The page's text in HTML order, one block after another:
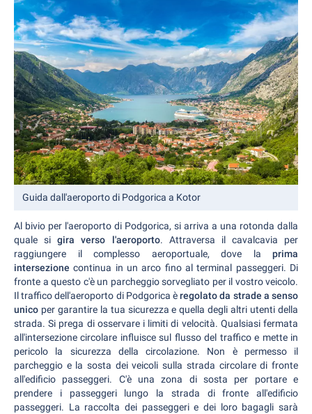
Guida dall'aeroporto di Podgorica a Kotor
Al bivio per l'aeroporto di Podgorica, si arriva a una rotonda dalla
quale sigira verso l'aeroporto. Attraversa il cavalcavia per
raggiungere il complesso aeroportuale, dove la prima
intersezione continua in un arco fino al terminal passeggeri. Di
fronte a questo c'è un parcheggio sorvegliato per il vostro veicolo.
Il traffico dell'aeroporto di Podgorica èregolato da strade a senso
unico per garantire la tua sicurezza e quella degli altri utenti della
strada. Si prega di osservare i limiti di velocità. Qualsiasi fermata
all'intersezione circolare influisce sul flusso del traffico e mette in
pericolo la sicurezza della circolazione. Non è permesso il
parcheggio e la sosta dei veicoli sulla strada circolare di fronte
all'edificio passeggeri. C'è una zona di sosta per portare e
prendere i passeggeri lungo la strada di fronte all'edificio
passeggeri. La raccolta dei passeggeri e dei loro bagagli sarà